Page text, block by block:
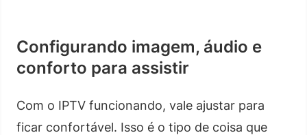
Configurando imagem, áudio e
conforto para assistir
Com o IPTV funcionando, vale ajustar para
ficar confortável. Isso é o tipo de coisa que